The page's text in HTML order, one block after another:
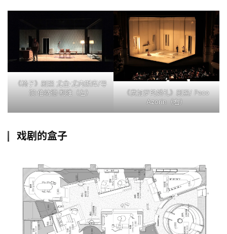
《椅子》剧照 尤金·尤内斯库/导
演:伯纳德·利维（左）
《费加罗的婚礼》剧照/ Paco
Azorin （右）
戏剧的盒子